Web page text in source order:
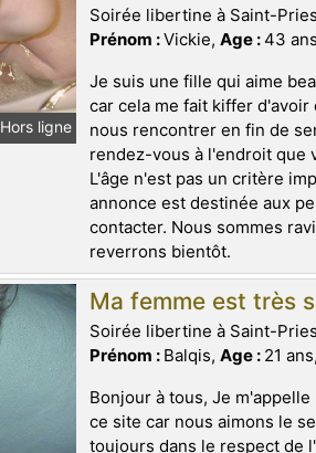
Hors ligne
Soirée libertine à Saint-
Prénom :Vickie, Age :43
Je suis une fille qui aime
car cela me fait kiffer
nous rencontrer en fin de
rendez-vous à l'endroit que
L'âge n'est pas un critère
annonce est destinée aux
contacter. Nous sommes
reverrons bientôt.
Ma femme est très
Soirée libertine à Saint-
Prénom : Balqis, Age : 21 ans,
Bonjour à tous, Je
ce site car nous aimons le
toujours dans le respect de